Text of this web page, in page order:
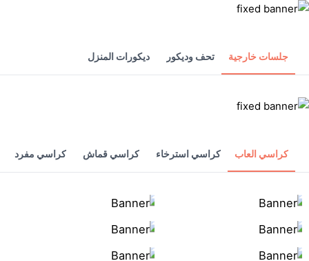
جلسات خارجية تحف وديكور ديكورات المنزل
كراسي العاب كراسي استرخاء كراسي قماش كراسي مفرد